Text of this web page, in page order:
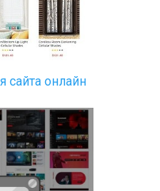
сайта онлайн